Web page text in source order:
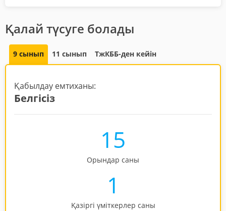
Қалай түсуге болады
9 сынып 11 сынып ТжКББ-ден кейін
Қабылдау емтиханы:
Белгісіз
15
Орындар саны
1
Қазіргі үміткерлер саны